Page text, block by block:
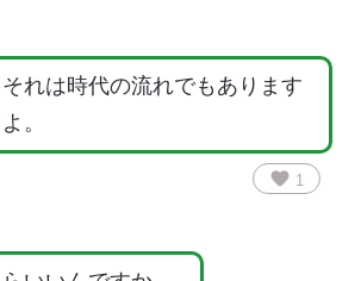
それは時代の流れでもあります
よ。
favorite 1